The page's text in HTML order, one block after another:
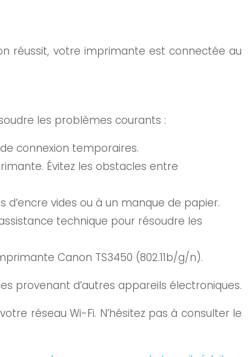
réussit, votre imprimante est connectée au
les problèmes courants :
connexion temporaires.
Évitez les obstacles entre
vides ou à un manque de papier.
technique pour résoudre les
Canon TS3450 (802.11b/g/n).
provenant d’autres appareils électroniques.
réseau Wi-Fi. N’hésitez pas à consulter le